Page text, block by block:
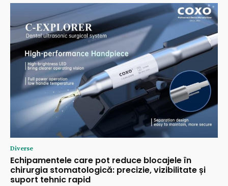
Diverse
Echipamentele care pot reduce blocajele în
chirurgia stomatologică: precizie, vizibilitate și
suport tehnic rapid